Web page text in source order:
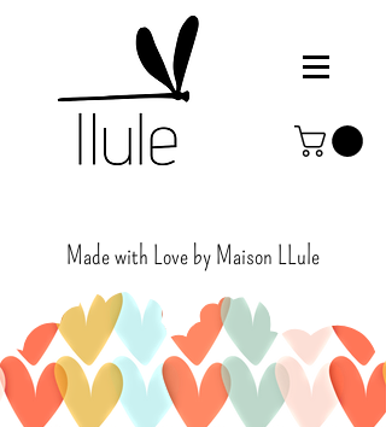
Made with Love by Maison LLule